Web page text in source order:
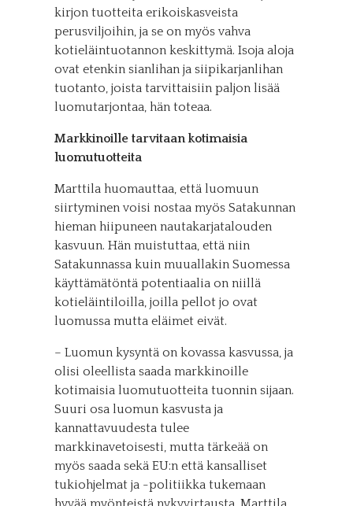
kirjon tuotteita erikoiskasveista
perusviljoihin, ja se on myös vahva
kotieläintuotannon keskittymä. Isoja aloja
ovat etenkin sianlihan ja siipikarjanlihan
tuotanto, joista tarvittaisiin paljon lisää
luomutarjontaa, hän toteaa.
Markkinoille tarvitaan kotimaisia
luomutuotteita
Marttila huomauttaa, että luomuun
siirtyminen voisi nostaa myös Satakunnan
hieman hiipuneen nautakarjatalouden
kasvuun. Hän muistuttaa, että niin
Satakunnassa kuin muuallakin Suomessa
käyttämätöntä potentiaalia on niillä
kotieläintiloilla, joilla pellot jo ovat
luomussa mutta eläimet eivät.
– Luomun kysyntä on kovassa kasvussa, ja
olisi oleellista saada markkinoille
kotimaisia luomutuotteita tuonnin sijaan.
Suuri osa luomun kasvusta ja
kannattavuudesta tulee
markkinavetoisesti, mutta tärkeää on
myös saada sekä EU:n että kansalliset
tukiohjelmat ja -politiikka tukemaan